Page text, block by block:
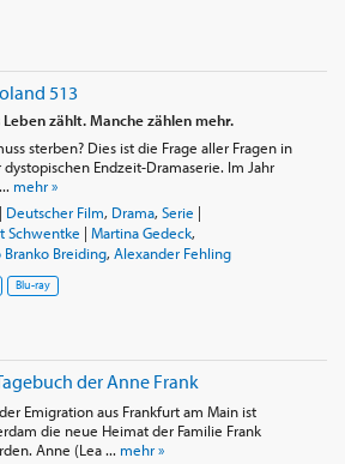
513
Leben zählt. Manche zählen mehr.
sterben? Dies ist die Frage aller Fragen in
dystopischen Endzeit-Dramaserie. Im Jahr
mehr »
Deutscher Film, Drama, Serie |
Schwentke | Martina Gedeck,
Branko Breiding, Alexander Fehling
Blu-ray
der Anne Frank
Emigration aus Frankfurt am Main ist
die neue Heimat der Familie Frank
Anne (Lea ... mehr »